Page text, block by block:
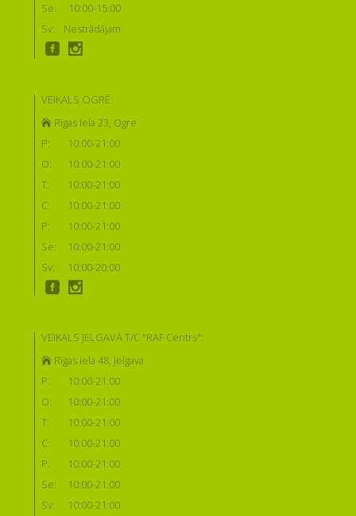
Se:
10:00-15:00
Sv:
Nestrādājam
VEIKALS OGRĒ:
Rīgas iela 23, Ogre
P:
10:00-21:00
O:
10:00-21:00
T:
10:00-21:00
C:
10:00-21:00
P:
10:00-21:00
Se:
10:00-21:00
Sv:
10:00-20:00
VEIKALS JELGAVĀ T/C "RAF Centrs":
Rīgas iela 48, Jelgava
P:
10:00-21:00
O:
10:00-21:00
T:
10:00-21:00
C:
10:00-21:00
P:
10:00-21:00
Se:
10:00-21:00
Sv:
10:00-21:00